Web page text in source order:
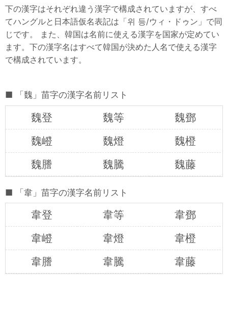
下の漢字はそれぞれ違う漢字で構成されていますが、すべ
てハングルと日本語仮名表記は「위 등/ウィ・ドゥン」で同
じです。 また、韓国は名前に使える漢字を国家が定めてい
ます。下の漢字名はすべて韓国が決めた人名で使える漢字
で構成されています。
「魏」苗字の漢字名前リスト
魏登 魏等
魏鄧
魏嶝
魏燈
魏橙
魏謄
魏騰 魏藤
「韋」苗字の漢字名前リスト
韋登 韋等
韋鄧
韋嶝
韋燈
韋橙
韋謄
韋騰 韋藤